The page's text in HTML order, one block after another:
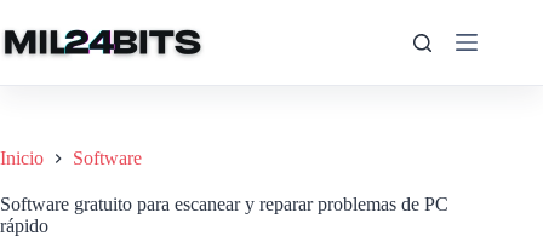
al
contenido
Inicio Software
Software gratuito para escanear y reparar problemas de PC
rápido